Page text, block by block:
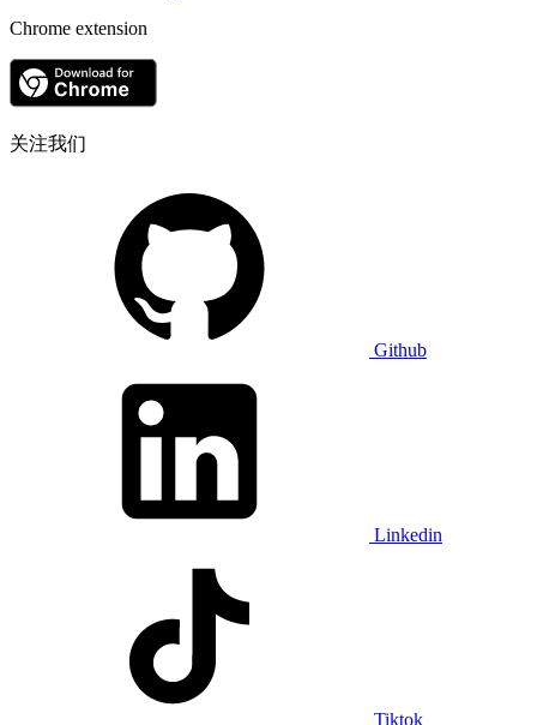
Chrome extension
关注我们
Github
Linkedin
Tiktok